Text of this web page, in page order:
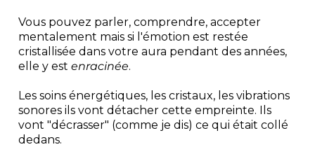
Vous pouvez parler, comprendre, accepter
mentalement mais si l'émotion est restée
cristallisée dans votre aura pendant des années,
elle y est enracinée.
Les soins énergétiques, les cristaux, les vibrations
sonores ils vont détacher cette empreinte. Ils
vont "décrasser" (comme je dis) ce qui était collé
dedans.